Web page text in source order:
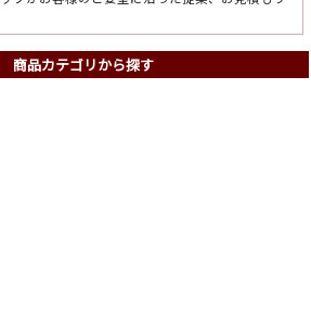
商品カテゴリから探す